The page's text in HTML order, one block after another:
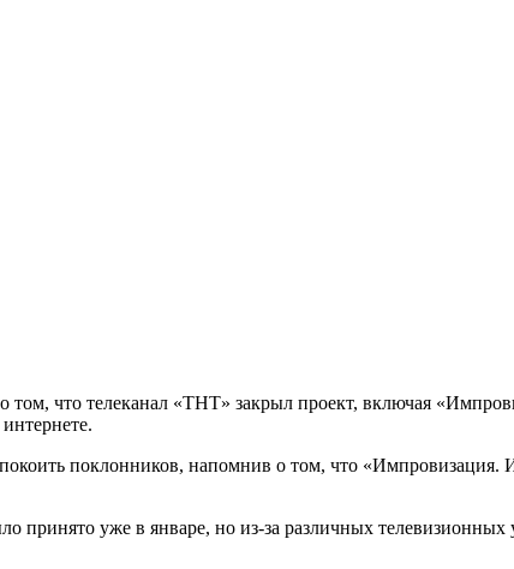
что телеканал «ТНТ» закрыл проект, включая
поклонников, напомнив о том, что «Импровизация.
принято уже в январе, но из-за различных